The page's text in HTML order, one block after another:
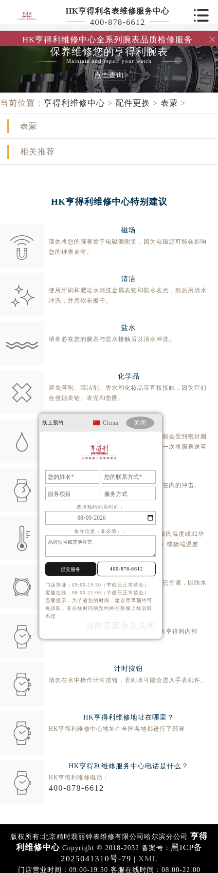
HK亨得利名表维修服务中心
400-878-6612
HK亨得利维修中心全系列腕表品质检修服务

保养维修您的亨得利腕表
Maintain and repair your watch
点击查询
当前位置： 亨得利维修中心 > 配件更换 > 表蒙 >
表蒙
相关推荐
HK亨得利维修中心特别建议
磁场
请勿将您的腕表置于电磁源附近，因为电磁源可能会影响
您的钟表走时。
清洁
使用牙刷和肥皂水清洗金属表链和防水表壳，然后用清水
冲洗，并用软布擦干。
盐水
请务必在您的腕表与盐水接触后以清水冲洗。
化学品
避免溶剂、清洁剂、香水和化妆品等直接接触，因为它们
会侵蚀表链、表壳和垫圈。
防水
腕表的防水性能无法保证永久不变。这可能会受到密封圈
老化或意外撞击的影响。我们建议您每年一次将腕表送至
HK亨得利名表维修中心检验防水功能。
冲击
避免让您的腕表承受包括温度的突然变化在内的冲击。
避免让您的腕表暴露于极端温度（低于0摄氏温度或32华
氏温度，高于60摄氏温度或140华氏温度）或极端温差
旋入式表冠
在您的腕表沉浸在水中之前，请确定表冠已拧紧，以防水
渗入HK亨得利内部。
务必将表冠按回正常位置，以防水渗入HK亨得利内部
计时按钮
请勿在水中操作计时按钮，否则水可能会进入手表机件。
HK亨得利维修地址在哪里？
HK亨得利维修中心地址在全国各地都进行了部署
HK亨得利维修服务中心电话是什么？
HK亨得利维修电话：
400-878-6612
版权所有:北京精时翡丽钟表维修有限公司哈尔滨分公司 亨得
利维修中心Copyright © 2018-2032 备案号： 黑ICP备
2025041310号-79
XML
门店营业时间：09:00-19:30 客服在线时间：08:00-22:00
线上预约 China 关闭
选择预约到店时间：
备注信息（非必填）：
提交服务 400-878-6612
门店营业：09:00-19:30（节假日正常营业）
客服在线：08:00-22:00（节假日正常营业）
温馨提示：为节省您的时间，建议尽早预约可
免排队，非在线时间的预约将在客服上线后联
系您
当前页面永久关闭